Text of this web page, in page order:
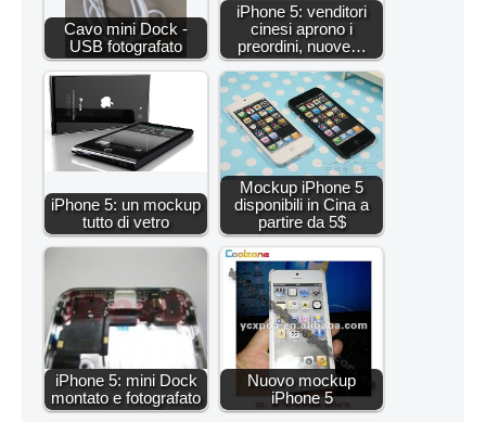
Cavo mini Dock -
USB fotografato
iPhone 5: venditori
cinesi aprono i
preordini, nuove…
iPhone 5: un mockup
tutto di vetro
Mockup iPhone 5
disponibili in Cina a
partire da 5$
iPhone 5: mini Dock
montato e fotografato
Nuovo mockup
iPhone 5